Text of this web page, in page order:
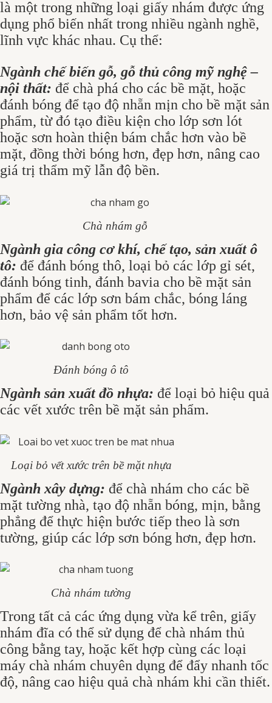
là một trong những loại giấy nhám được ứng
dụng phổ biến nhất trong nhiều ngành nghề,
lĩnh vực khác nhau. Cụ thể:
Ngành chế biến gỗ, gỗ thủ công mỹ nghệ –
nội thất: để chà phá cho các bề mặt, hoặc
đánh bóng để tạo độ nhẵn mịn cho bề mặt sản
phẩm, từ đó tạo điều kiện cho lớp sơn lót
hoặc sơn hoàn thiện bám chắc hơn vào bề
mặt, đồng thời bóng hơn, đẹp hơn, nâng cao
giá trị thẩm mỹ lẫn độ bền.
Chà nhám gỗ
Ngành gia công cơ khí, chế tạo, sản xuất ô
tô: để đánh bóng thô, loại bỏ các lớp gỉ sét,
đánh bóng tinh, đánh bavia cho bề mặt sản
phẩm để các lớp sơn bám chắc, bóng láng
hơn, bảo vệ sản phẩm tốt hơn.
Đánh bóng ô tô
Ngành sản xuất đồ nhựa: để loại bỏ hiệu quả
các vết xước trên bề mặt sản phẩm.
Loại bỏ vết xước trên bề mặt nhựa
Ngành xây dựng: để chà nhám cho các bề
mặt tường nhà, tạo độ nhẵn bóng, mịn, bằng
phẳng để thực hiện bước tiếp theo là sơn
tường, giúp các lớp sơn bóng hơn, đẹp hơn.
Chà nhám tường
Trong tất cả các ứng dụng vừa kể trên, giấy
nhám đĩa có thể sử dụng để chà nhám thủ
công bằng tay, hoặc kết hợp cùng các loại
máy chà nhám chuyên dụng để đẩy nhanh tốc
độ, nâng cao hiệu quả chà nhám khi cần thiết.